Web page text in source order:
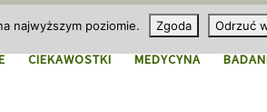
CIEKAWOSTKI MEDYCYNA
najwyższym poziomie. Zgoda Odrzuć